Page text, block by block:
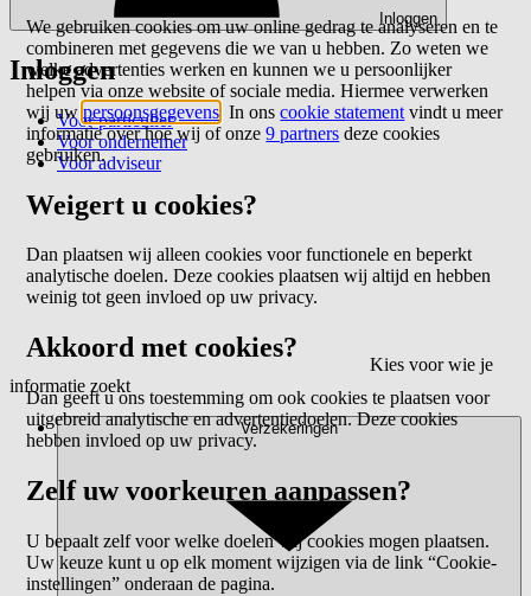
Inloggen
Inloggen
Voor particulier
Voor ondernemer
Voor adviseur
Kies voor wie je
informatie zoekt
Verzekeringen
We gebruiken cookies om uw online gedrag te analyseren en te
combineren met gegevens die we van u hebben. Zo weten we
welke advertenties werken en kunnen we u persoonlijker
helpen via onze website of sociale media. Hiermee verwerken
wij uwpersoonsgegevens . In onscookie statement vindt u meer
informatie over hoe wij of onze9 partners deze cookies
gebruiken.
Weigert u cookies?
Dan plaatsen wij alleen cookies voor functionele en beperkt
analytische doelen. Deze cookies plaatsen wij altijd en hebben
weinig tot geen invloed op uw privacy.
Akkoord met cookies?
Dan geeft u ons toestemming om ook cookies te plaatsen voor
uitgebreid analytische en advertentiedoelen. Deze cookies
hebben invloed op uw privacy.
Zelf uw voorkeuren aanpassen?
U bepaalt zelf voor welke doelen wij cookies mogen plaatsen.
Uw keuze kunt u op elk moment wijzigen via de link “Cookie-
instellingen” onderaan de pagina.